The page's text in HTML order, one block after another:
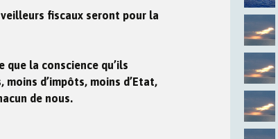
veilleurs fiscaux seront pour la
la conscience qu’ils
d’impôts, moins d’Etat,
de nous.